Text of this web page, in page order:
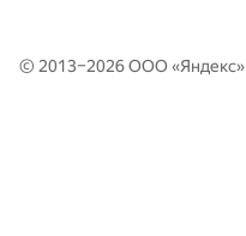
© 2013–2026 ООО «Яндекс»